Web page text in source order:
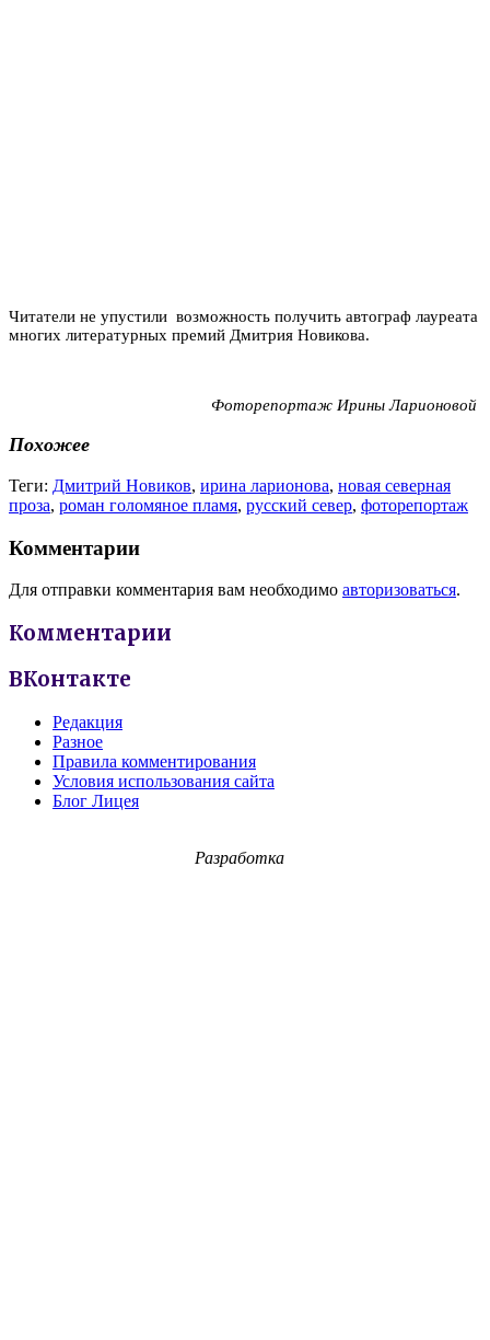
Читатели не упустили возможность получить автограф лауреата
многих литературных премий Дмитрия Новикова.
Фоторепортаж Ирины Ларионовой
Похожее
Теги: Дмитрий Новиков, ирина ларионова, новая северная
проза, роман голомяное пламя, русский север, фоторепортаж
Комментарии
Для отправки комментария вам необходимо авторизоваться.
Комментарии
ВКонтакте
Редакция
Разное
Правила комментирования
Условия использования сайта
Блог Лицея
Разработка